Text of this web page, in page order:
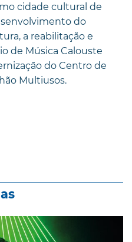
cidade cultural de
do
a reabilitação e
de Música Calouste
do Centro de
Multiusos.